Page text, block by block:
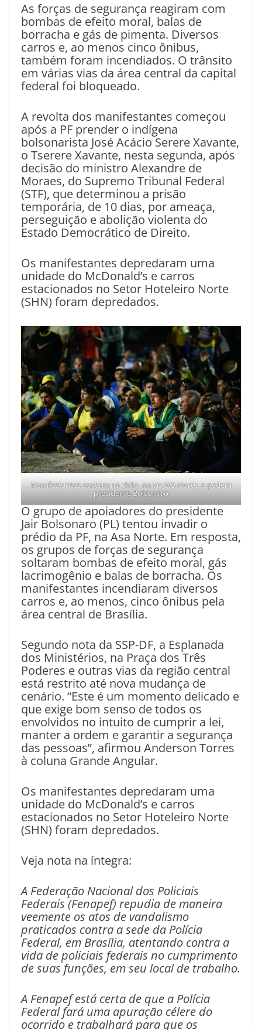
As forças de segurança reagiram com
bombas de efeito moral, balas de
borracha e gás de pimenta. Diversos
carros e, ao menos cinco ônibus,
também foram incendiados. O trânsito
em várias vias da área central da capital
federal foi bloqueado.
A revolta dos manifestantes começou
após a PF prender o indígena
bolsonarista José Acácio Serere Xavante,
o Tserere Xavante, nesta segunda, após
decisão do ministro Alexandre de
Moraes, do Supremo Tribunal Federal
(STF), que determinou a prisão
temporária, de 10 dias, por ameaça,
perseguição e abolição violenta do
Estado Democrático de Direito.
Os manifestantes depredaram uma
unidade do McDonald’s e carros
estacionados no Setor Hoteleiro Norte
(SHN) foram depredados.
Manifestantes sentam no chão, na via W3 Norte, e pedem
presidente Bolsonaro
O grupo de apoiadores do presidente
Jair Bolsonaro (PL) tentou invadir o
prédio da PF, na Asa Norte. Em resposta,
os grupos de forças de segurança
soltaram bombas de efeito moral, gás
lacrimogênio e balas de borracha. Os
manifestantes incendiaram diversos
carros e, ao menos, cinco ônibus pela
área central de Brasília.
Segundo nota da SSP-DF, a Esplanada
dos Ministérios, na Praça dos Três
Poderes e outras vias da região central
está restrito até nova mudança de
cenário. “Este é um momento delicado e
que exige bom senso de todos os
envolvidos no intuito de cumprir a lei,
manter a ordem e garantir a segurança
das pessoas”, afirmou Anderson Torres
à coluna Grande Angular.
Os manifestantes depredaram uma
unidade do McDonald’s e carros
estacionados no Setor Hoteleiro Norte
(SHN) foram depredados.
Veja nota na íntegra:
A Federação Nacional dos Policiais
Federais (Fenapef) repudia de maneira
veemente os atos de vandalismo
praticados contra a sede da Polícia
Federal, em Brasília, atentando contra a
vida de policiais federais no cumprimento
de suas funções, em seu local de trabalho.
A Fenapef está certa de que a Polícia
Federal fará uma apuração célere do
ocorrido e trabalhará para que os